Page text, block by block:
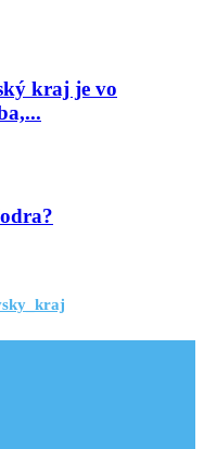
kraj je vo